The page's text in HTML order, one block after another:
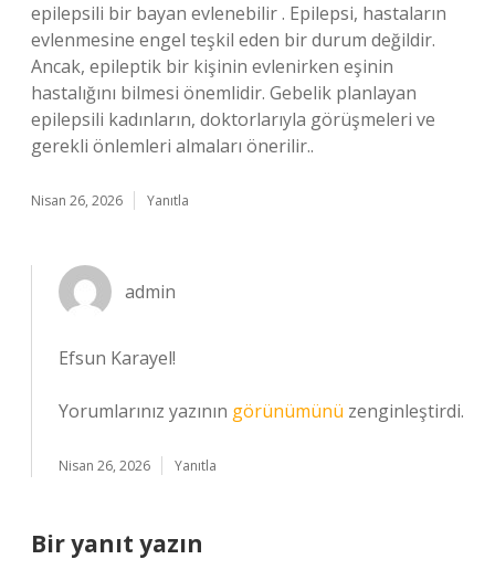
epilepsili bir bayan evlenebilir . Epilepsi, hastaların
evlenmesine engel teşkil eden bir durum değildir.
Ancak, epileptik bir kişinin evlenirken eşinin
hastalığını bilmesi önemlidir. Gebelik planlayan
epilepsili kadınların, doktorlarıyla görüşmeleri ve
gerekli önlemleri almaları önerilir..
Nisan 26, 2026 Yanıtla
admin
Efsun Karayel!
Yorumlarınız yazının görünümünü zenginleştirdi.
Nisan 26, 2026 Yanıtla
Bir yanıt yazın